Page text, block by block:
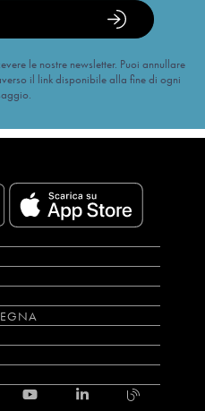
le nostre newsletter. Puoi annullare
il link disponibile alla fine di ogni